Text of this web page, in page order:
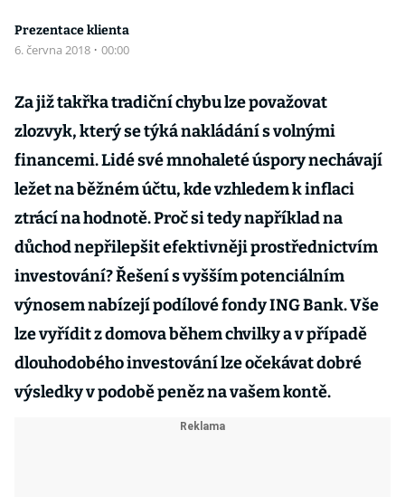
Prezentace klienta
6. června 2018 · 00:00
Za již takřka tradiční chybu lze považovat
zlozvyk, který se týká nakládání s volnými
financemi. Lidé své mnohaleté úspory nechávají
ležet na běžném účtu, kde vzhledem k inflaci
ztrácí na hodnotě. Proč si tedy například na
důchod nepřilepšit efektivněji prostřednictvím
investování? Řešení s vyšším potenciálním
výnosem nabízejí podílové fondy ING Bank. Vše
lze vyřídit z domova během chvilky a v případě
dlouhodobého investování lze očekávat dobré
výsledky v podobě peněz na vašem kontě.